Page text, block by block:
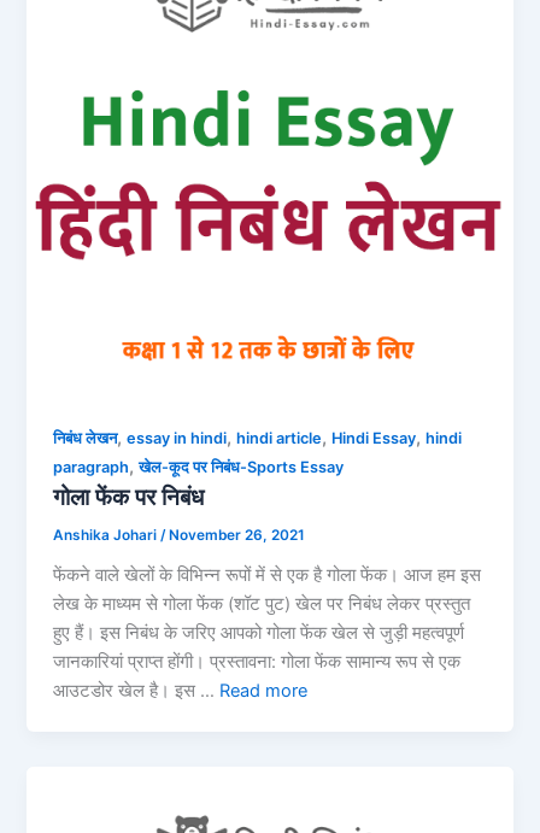
निबंध लेखन,essay in hindi,hindi article, Hindi Essay,hindi
paragraph,खेल-कूद पर निबंध-Sports Essay
गोला फेंक पर निबंध
Anshika Johari/ November 26, 2021
फेंकने वाले खेलों के विभिन्न रूपों में से एक है गोला फेंक। आज हम इस
लेख के माध्यम से गोला फेंक (शॉट पुट) खेल पर निबंध लेकर प्रस्तुत
हुए हैं। इस निबंध के जरिए आपको गोला फेंक खेल से जुड़ी महत्वपूर्ण
जानकारियां प्राप्त होंगी। प्रस्तावना: गोला फेंक सामान्य रूप से एक
आउटडोर खेल है। इस … Read more